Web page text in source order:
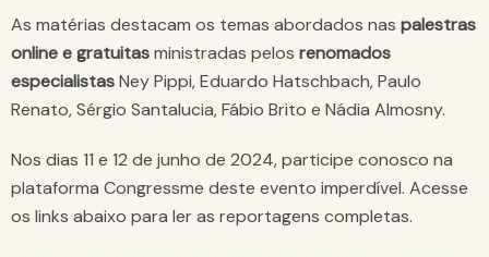
As matérias destacam os temas abordados nas palestras
online e gratuitasministradas pelos renomados
especialistasNey Pippi, Eduardo Hatschbach, Paulo
Renato, Sérgio Santalucia, Fábio Brito e Nádia Almosny.
Nos dias 11 e 12 de junho de 2024, participe conosco na
plataforma Congressme deste evento imperdível. Acesse
os links abaixo para ler as reportagens completas.